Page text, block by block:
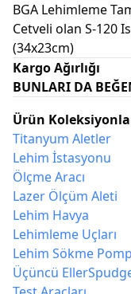
BGA Lehimleme
Cetveli olan S-120
(34x23cm)
Kargo Ağırlığı
BUNLARI DA
Ürün
Titanyum Aletler
Lehim İstasyonu
Ölçme Aracı
Lazer Ölçüm Aleti
Lehim Havya
Lehimleme Uçları
Lehim Sökme
Üçüncü Eller